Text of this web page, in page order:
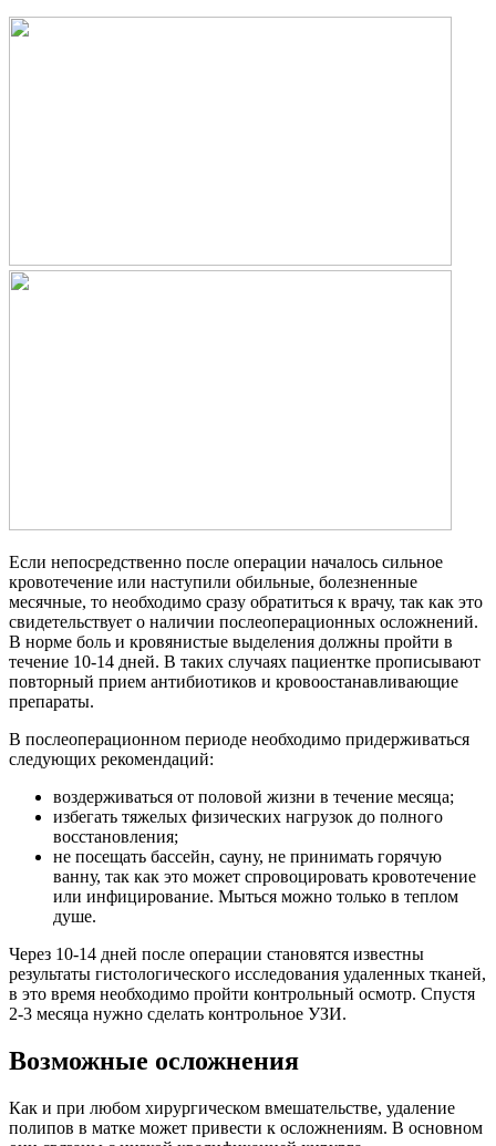
Если непосредственно после операции началось сильное
кровотечение или наступили обильные, болезненные
месячные, то необходимо сразу обратиться к врачу, так как это
свидетельствует о наличии послеоперационных осложнений.
В норме боль и кровянистые выделения должны пройти в
течение 10-14 дней. В таких случаях пациентке прописывают
повторный прием антибиотиков и кровоостанавливающие
препараты.
В послеоперационном периоде необходимо придерживаться
следующих рекомендаций:
воздерживаться от половой жизни в течение месяца;
избегать тяжелых физических нагрузок до полного
восстановления;
не посещать бассейн, сауну, не принимать горячую
ванну, так как это может спровоцировать кровотечение
или инфицирование. Мыться можно только в теплом
душе.
Через 10-14 дней после операции становятся известны
результаты гистологического исследования удаленных тканей,
в это время необходимо пройти контрольный осмотр. Спустя
2-3 месяца нужно сделать контрольное УЗИ.
Возможные осложнения
Как и при любом хирургическом вмешательстве, удаление
полипов в матке может привести к осложнениям. В основном